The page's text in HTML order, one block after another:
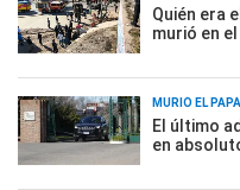
Quién era
murió en
MURIÓ EL
El último
en